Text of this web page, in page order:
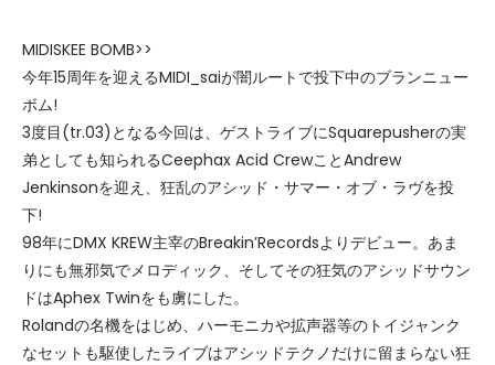
MIDISKEE BOMB>>
今年15周年を迎えるMIDI_saiが闇ルートで投下中のブランニュー
ボム!
3度目(tr.03)となる今回は、ゲストライブにSquarepusherの実
弟としても知られるCeephax Acid CrewことAndrew
Jenkinsonを迎え、狂乱のアシッド・サマー・オブ・ラヴを投
下!
98年にDMX KREW主宰のBreakin’Recordsよりデビュー。あま
りにも無邪気でメロディック、そしてその狂気のアシッドサウン
ドはAphex Twinをも虜にした。
Rolandの名機をはじめ、ハーモニカや拡声器等のトイジャンク
なセットも駆使したライブはアシッドテクノだけに留まらない狂